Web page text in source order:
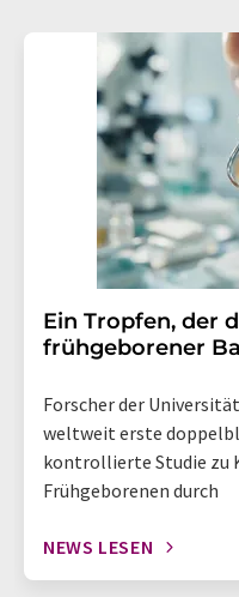
Ein Tropfen, der
frühgeborener
Forscher der
weltweit erste
kontrollierte Studie zu
Frühgeborenen durch
NEWS LESEN